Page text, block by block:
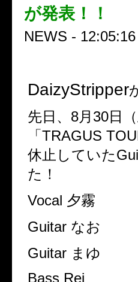
が発表！！
NEWS - 12:05:16
DaizyStripper
先日、8月30日
「TRAGUS
休止していた
た！
Vocal 夕霧
Guitar なお
Guitar まゆ
Bass Rei